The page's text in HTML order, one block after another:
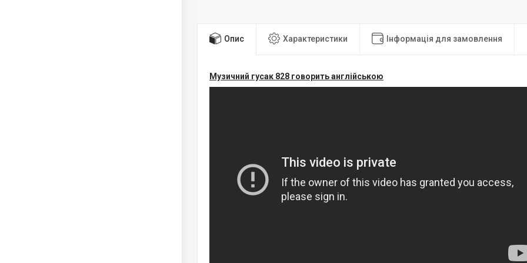
Опис Характеристики Інформація для замовлення
Музичний гусак 828 говорить англійською